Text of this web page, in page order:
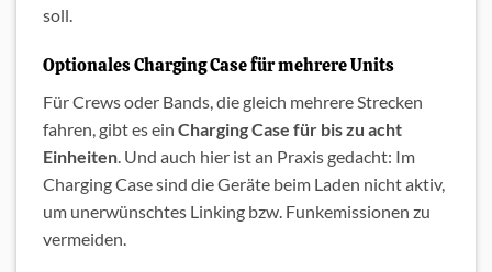
soll.
Optionales Charging Case für mehrere Units
Für Crews oder Bands, die gleich mehrere Strecken
fahren, gibt es ein Charging Case für bis zu acht
Einheiten. Und auch hier ist an Praxis gedacht: Im
Charging Case sind die Geräte beim Laden nicht aktiv,
um unerwünschtes Linking bzw. Funkemissionen zu
vermeiden.